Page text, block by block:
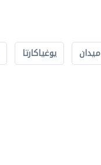
ميدان يوغياكارتا